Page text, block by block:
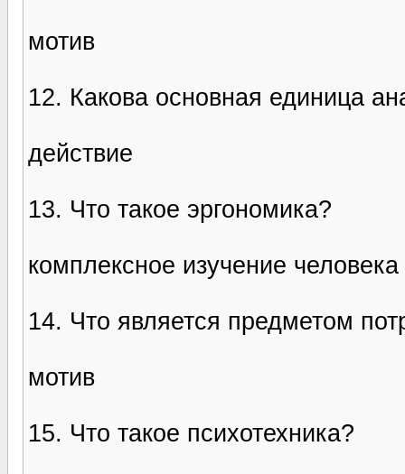
мотив
12. Какова основная единица
действие
13. Что такое эргономика?
комплексное изучение человека
14. Что является предметом
мотив
15. Что такое психотехника?